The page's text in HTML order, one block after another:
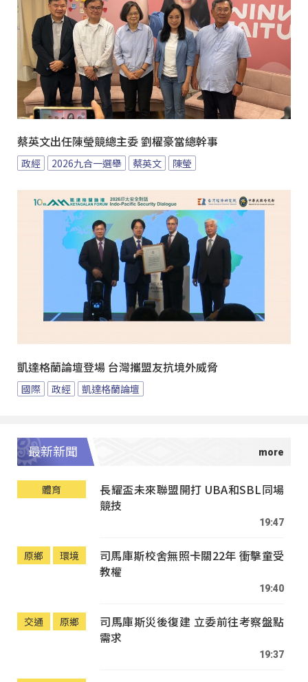
蔡英文出任陳瑩競總主委 劉櫂豪當總幹事
政經 2026九合一選舉 蔡英文 陳瑩
凱達格蘭論壇登場 台灣攜盟友抗境外威脅
國際 政經 凱達格蘭論壇
最新新聞
體育
長耀盃未來聯盟開打 UBA和SBL同場
競技
19:47
原鄉 環境
司馬庫斯校舍無照卡關22年 衝擊童受
教權
19:40
交通 原鄉
司馬庫斯災後復建 立委前往考察盤點
需求
19:37